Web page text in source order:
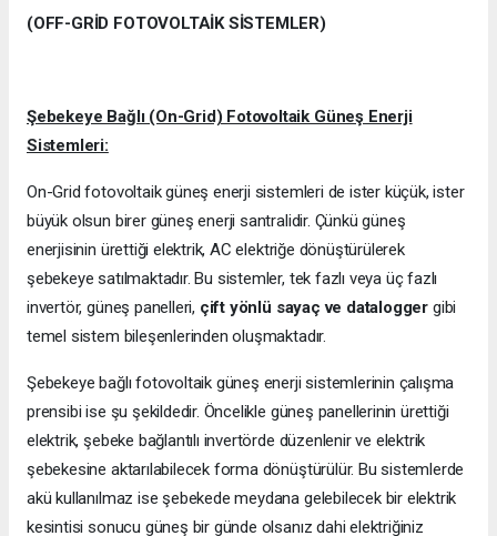
(OFF-GRİD FOTOVOLTAİK SİSTEMLER)
Şebekeye Bağlı (On-Grid) Fotovoltaik Güneş Enerji
Sistemleri:
On-Grid fotovoltaik güneş enerji sistemleri de ister küçük, ister
büyük olsun birer güneş enerji santralidir. Çünkü güneş
enerjisinin ürettiği elektrik, AC elektriğe dönüştürülerek
şebekeye satılmaktadır. Bu sistemler, tek fazlı veya üç fazlı
invertör, güneş panelleri, çift yönlü sayaç ve datalogger gibi
temel sistem bileşenlerinden oluşmaktadır.
Şebekeye bağlı fotovoltaik güneş enerji sistemlerinin çalışma
prensibi ise şu şekildedir. Öncelikle güneş panellerinin ürettiği
elektrik, şebeke bağlantılı invertörde düzenlenir ve elektrik
şebekesine aktarılabilecek forma dönüştürülür. Bu sistemlerde
akü kullanılmaz ise şebekede meydana gelebilecek bir elektrik
kesintisi sonucu güneş bir günde olsanız dahi elektriğiniz